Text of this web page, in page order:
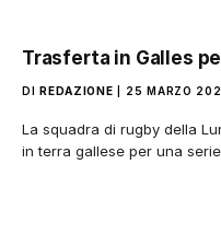
Trasferta in Galles
DI REDAZIONE 25 MARZO
La squadra di rugby della
in terra gallese per una